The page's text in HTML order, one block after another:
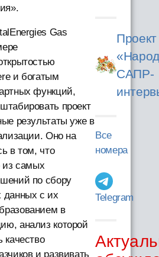
Gas
и богатым
функций,
проект
результаты уже в
Оно на
в том, что
из самых
по сбору
данных с их
в
анализ которой
качество
и развивать
Проект
САПР-
Все
номера
Telegram